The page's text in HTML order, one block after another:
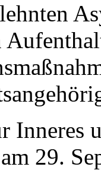
Inneres
29.